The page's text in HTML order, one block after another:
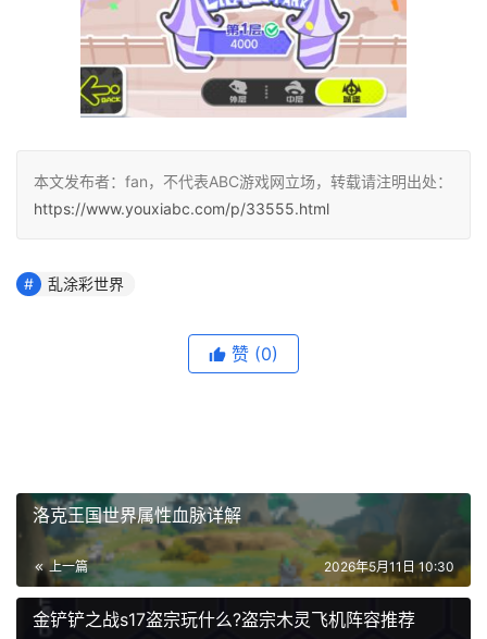
本文发布者：fan，不代表ABC游戏网立场，转载请注明出处：
https://www.youxiabc.com/p/33555.html
乱涂彩世界
赞 (0)
洛克王国世界属性血脉详解
上一篇 2026年5月11日 10:30
金铲铲之战s17盗宗玩什么?盗宗木灵飞机阵容推荐